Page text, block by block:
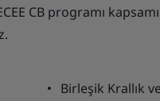
CB programı
Birleşik Krallık